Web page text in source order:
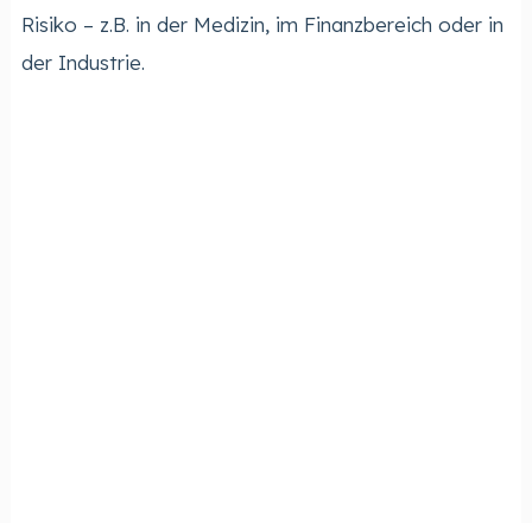
Risiko – z.B. in der Medizin, im Finanzbereich oder in
der Industrie.